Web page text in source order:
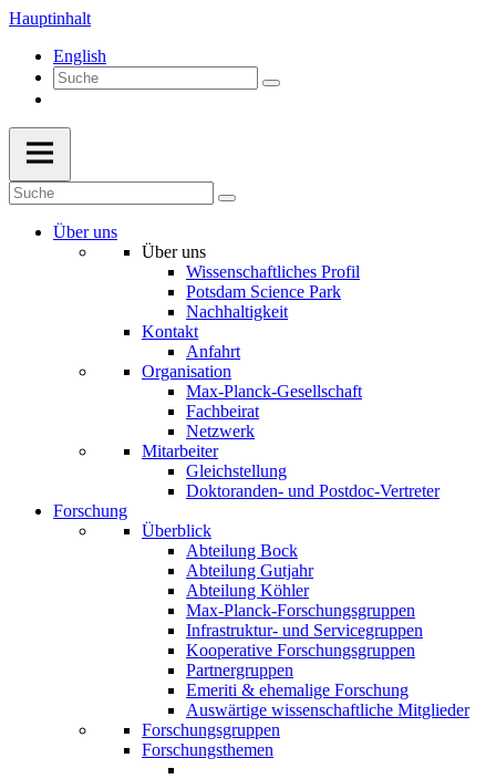
Hauptinhalt
English
Über uns
Über uns
Wissenschaftliches Profil
Potsdam Science Park
Nachhaltigkeit
Kontakt
Anfahrt
Organisation
Max-Planck-Gesellschaft
Fachbeirat
Netzwerk
Mitarbeiter
Gleichstellung
Doktoranden- und Postdoc-Vertreter
Forschung
Überblick
Abteilung Bock
Abteilung Gutjahr
Abteilung Köhler
Max-Planck-Forschungsgruppen
Infrastruktur- und Servicegruppen
Kooperative Forschungsgruppen
Partnergruppen
Emeriti & ehemalige Forschung
Auswärtige wissenschaftliche Mitglieder
Forschungsgruppen
Forschungsthemen